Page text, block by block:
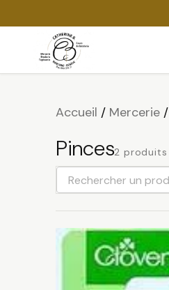
Passer
Accueil / Mercerie /
Pinces2 produits
Rechercher
un
produit